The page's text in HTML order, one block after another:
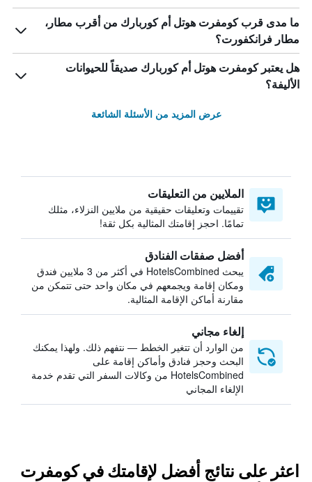
ما مدى قرب كومفرت هوتل أم كوربارك من أقرب مطار،
مطار فرانكفورت؟
هل يعتبر كومفرت هوتل أم كوربارك صديقاً للحيوانات
الأليفة؟
عرض المزيد من الأسئلة الشائعة
الملايين من التعليقات
تقييمات وتعليقات حقيقية من ملايين النزلاء، مثلك
تمامًا. احجز إقامتك المثالية بكل ثقة!
أفضل صفقات الفنادق
يبحث HotelsCombined في أكثر من 3 ملايين فندق
ومكان إقامة ويجمعهم في مكان واحد حتى تتمكن من
مقارنة أماكن الإقامة المثالية.
إلغاء مجاني
من الوارد أن تتغير الخطط — نتفهم ذلك. ولهذا يمكنك
البحث وحجز فنادق وأماكن إقامة على
HotelsCombined من وكالات السفر التي تقدم خدمة
الإلغاء المجاني
اعثر على نتائج أفضل لإقامتك في كومفرت